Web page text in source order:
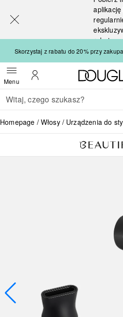
rabaty
Skorzystaj z rabatu do 20% przy
MenuOtwórz menuMoje konto
Wracać
Wykonaj wyszukiwanie
Homepage Włosy Urządzenia do
[navigation.slideout.screenreader]